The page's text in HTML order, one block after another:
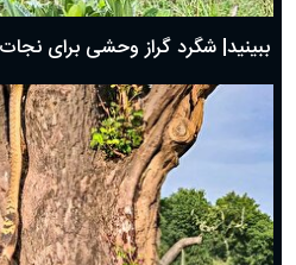
ببینید| شگرد گراز وحشی برای